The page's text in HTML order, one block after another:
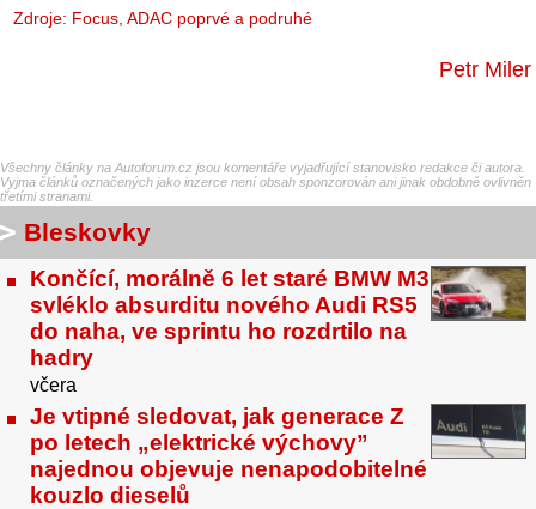
Zdroje: Focus ADAC poprvé a podruhé
Petr Miler
Všechny články na Autoforum.cz jsou komentáře vyjadřující stanovisko redakce či autora.
Vyjma článků označených jako inzerce není obsah sponzorován ani jinak obdobně ovlivněn
třetími stranami.
Bleskovky
Končící, morálně 6 let staré BMW M3
svléklo absurditu nového Audi RS5
do naha, ve sprintu ho rozdrtilo na
hadry
včera
Je vtipné sledovat, jak generace Z
po letech „elektrické výchovy”
najednou objevuje nenapodobitelné
kouzlo dieselů